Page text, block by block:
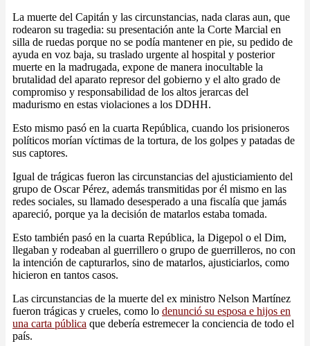
La muerte del Capitán y las circunstancias, nada claras aun, que
rodearon su tragedia: su presentación ante la Corte Marcial en
silla de ruedas porque no se podía mantener en pie, su pedido de
ayuda en voz baja, su traslado urgente al hospital y posterior
muerte en la madrugada, expone de manera inocultable la
brutalidad del aparato represor del gobierno y el alto grado de
compromiso y responsabilidad de los altos jerarcas del
madurismo en estas violaciones a los DDHH.
Esto mismo pasó en la cuarta República, cuando los prisioneros
políticos morían víctimas de la tortura, de los golpes y patadas de
sus captores.
Igual de trágicas fueron las circunstancias del ajusticiamiento del
grupo de Oscar Pérez, además transmitidas por él mismo en las
redes sociales, su llamado desesperado a una fiscalía que jamás
apareció, porque ya la decisión de matarlos estaba tomada.
Esto también pasó en la cuarta República, la Digepol o el Dim,
llegaban y rodeaban al guerrillero o grupo de guerrilleros, no con
la intención de capturarlos, sino de matarlos, ajusticiarlos, como
hicieron en tantos casos.
Las circunstancias de la muerte del ex ministro Nelson Martínez
fueron trágicas y crueles, como lo denunció su esposa e hijos en
una carta pública que debería estremecer la conciencia de todo el
país.